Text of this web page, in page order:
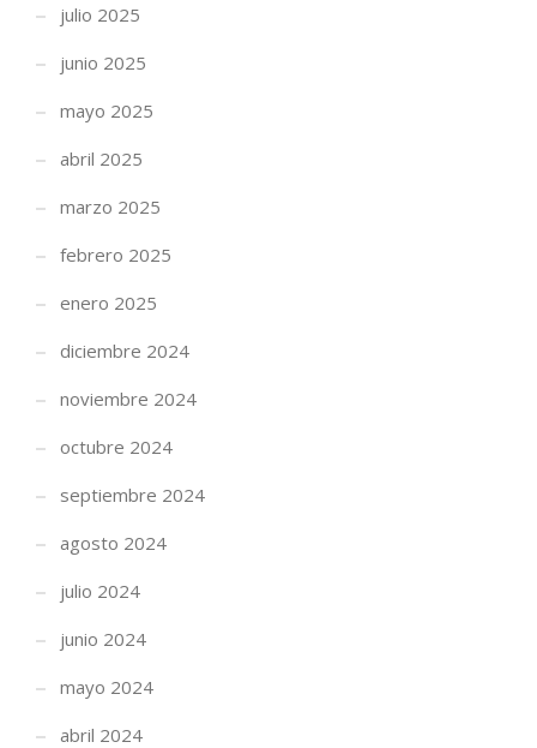
julio 2025
junio 2025
mayo 2025
abril 2025
marzo 2025
febrero 2025
enero 2025
diciembre 2024
noviembre 2024
octubre 2024
septiembre 2024
agosto 2024
julio 2024
junio 2024
mayo 2024
abril 2024